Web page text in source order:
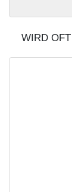
WIRD